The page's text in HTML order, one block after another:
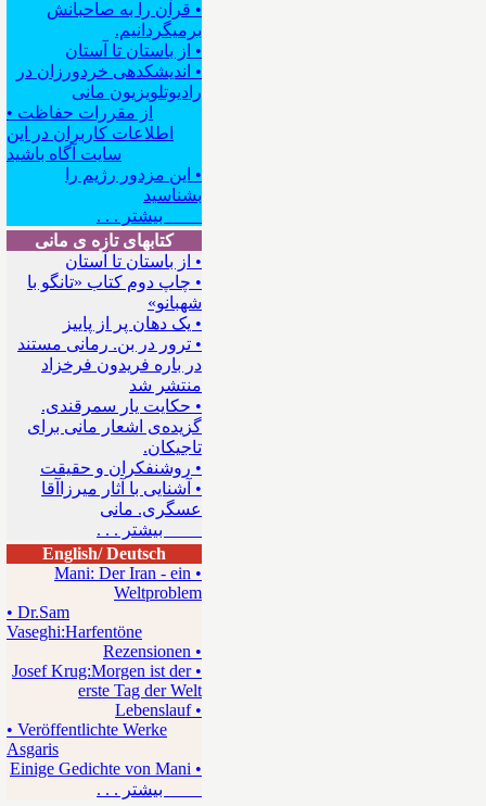
• قرآن را به صاحبانش
برمیگردانیم.
• از باستان تا آستان
• اندیشکده‍ی خردورزان در
رادیوتلویزیون مانی
• از مقررات حفاظت
اطلاعات کاربران در این
سایت آگاه باشید
• این مزدور رژیم را
بشناسید
بیشتر . . .
کتابهای تازه ی مانی
• از باستان تا آستان
• چاپ دوم کتاب «تانگو با
شهبانو»
• یک دهان پر از پاییز
• ترور در بن. رمانی مستند
در باره فریدون فرخزاد
منتشر شد
• حکایت یار سمرقندی.
گزیده‌ی اشعار مانی برای
تاجیکان.
• روشنفکران و حقیقت
• آشنایی با آثار میرزاآقا
عسگری. مانی
بیشتر . . .
English/ Deutsch
• Mani: Der Iran - ein
Weltproblem
• Dr.Sam
Vaseghi:Harfentöne
• Rezensionen
• Josef Krug:Morgen ist der
erste Tag der Welt
• Lebenslauf
• Veröffentlichte Werke
Asgaris
• Einige Gedichte von Mani
بیشتر . . .